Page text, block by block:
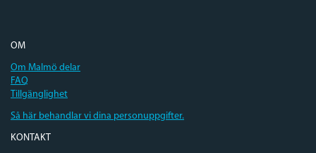
OM
Om Malmö delar
FAQ
Tillgänglighet
Så här behandlar vi dina personuppgifter.
KONTAKT